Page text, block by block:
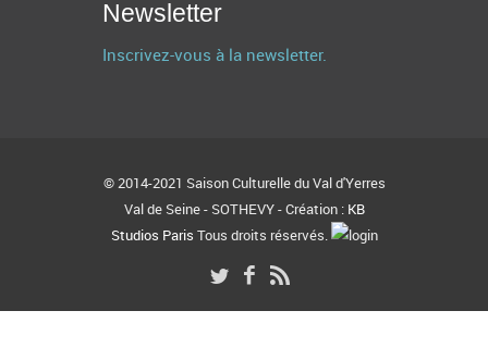
Newsletter
Inscrivez-vous à la newsletter.
© 2014-2021 Saison Culturelle du Val d'Yerres
Val de Seine - SOTHEVY - Création : KB
Studios Paris Tous droits réservés.